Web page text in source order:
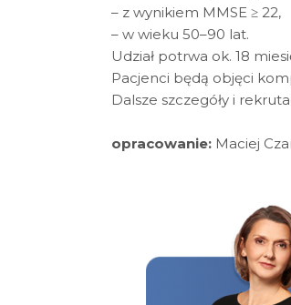
– z wynikiem MMSE ≥ 22,
– w wieku 50–90 lat.
Udział potrwa ok. 18
Pacjenci będą objęci
Dalsze szczegóły i
opracowanie: Maciej